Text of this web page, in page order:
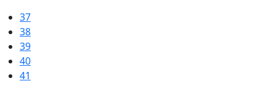
37
38
39
40
41